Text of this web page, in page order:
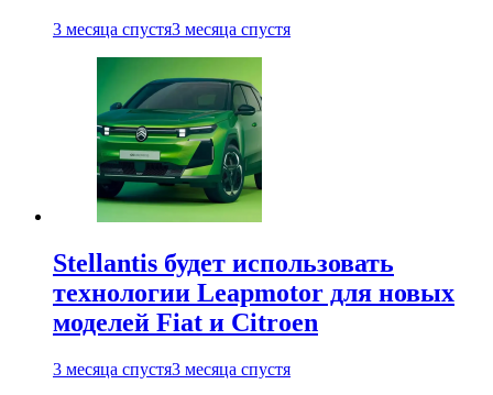
3 месяца спустя3 месяца спустя
Stellantis будет использовать
технологии Leapmotor для новых
моделей Fiat и Citroen
3 месяца спустя3 месяца спустя